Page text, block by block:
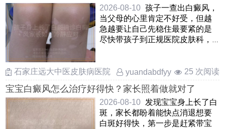
2026-08-10 孩子一查出白癜风，
当父母的心里肯定不好受，但越
急越要让自己先稳住最要紧的是
尽快带孩子到正规医院皮肤科，
石家庄远大中医皮肤病医院 yuandabdfyy 25 次阅读
宝宝白癜风怎么治疗好得快？家长照着做就对了
2026-08-10 发现宝宝身上长了白
斑，家长都盼着能快点消退想要
白斑好得快，第一步是赶紧带宝